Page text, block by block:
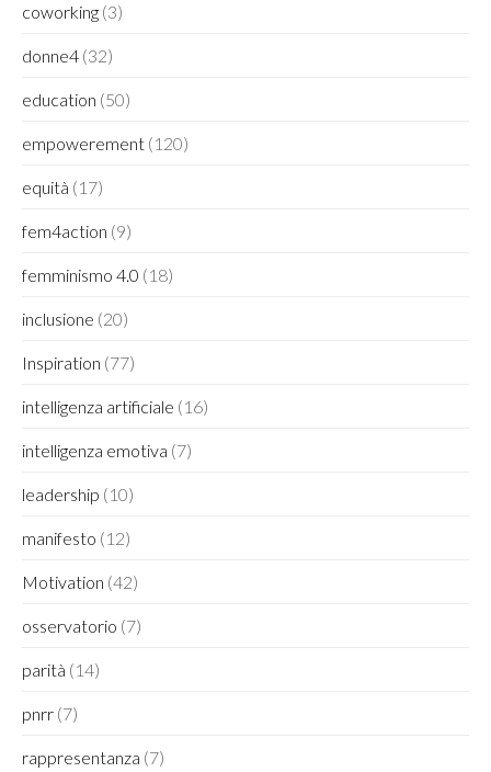
coworking (3)
donne4 (32)
education (50)
empowerement (120)
equità (17)
fem4action (9)
femminismo 4.0 (18)
inclusione (20)
Inspiration (77)
intelligenza artificiale (16)
intelligenza emotiva (7)
leadership (10)
manifesto (12)
Motivation (42)
osservatorio (7)
parità (14)
pnrr (7)
rappresentanza (7)